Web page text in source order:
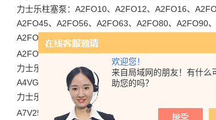
欢迎您！
来自局域网的朋友！有什么
助您的吗？
力士乐柱塞泵：A2FO10、A2FO12、A2FO16、
A2FO45、A2FO56、A2FO63、A2FO80、A2FO90、
A2FO125、A2FO160、A2FO180、A2FO200、
A2FO500等
力士乐柱塞泵：A4VG28、A4VG45、A4VG50、
A4VG180、A4VG250 等
力士乐柱塞泵：A7V16、A7V28、A7V55、A7V80、
A7V250等
德国力士乐液压泵